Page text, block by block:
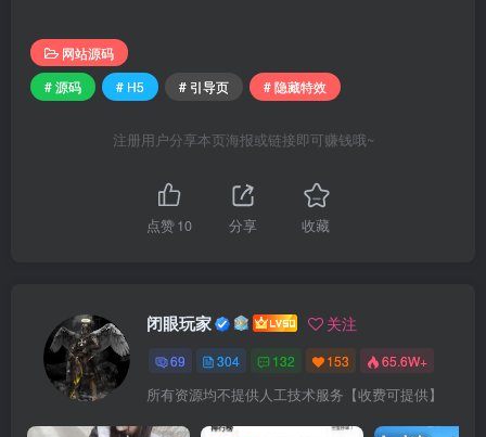
网站源码
# 源码
# H5 # 引导页 # 隐藏特效
注册用户分享本页海报或链接即可赚钱哦~
点赞10 分享 收藏
闭眼玩家 关注
69 304 132 153 65.6W+
所有资源均不提供人工技术服务【收费可提供】